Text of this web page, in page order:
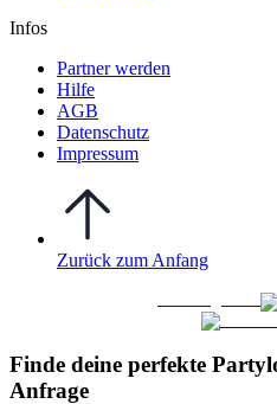
Infos
Partner werden
Hilfe
AGB
Datenschutz
Impressum
Zurück zum Anfang
Finde deine perfekte
Anfrage​